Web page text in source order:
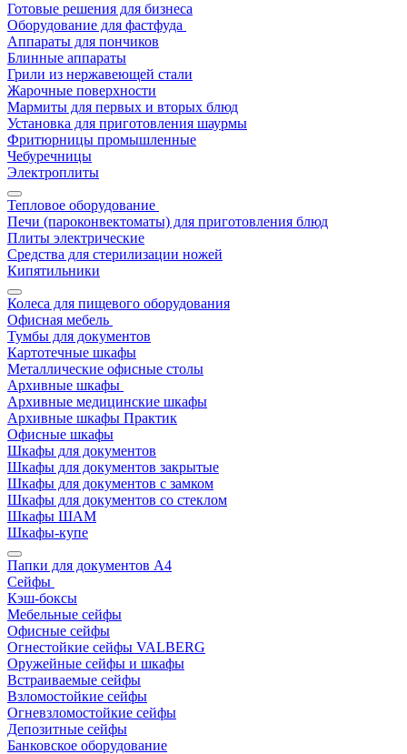
Готовые решения для бизнеса
Оборудование для фастфуда
Аппараты для пончиков
Блинные аппараты
Грили из нержавеющей стали
Жарочные поверхности
Мармиты для первых и вторых блюд
Установка для приготовления шаурмы
Фритюрницы промышленные
Чебуречницы
Электроплиты
Тепловое оборудование
Печи (пароконвектоматы) для приготовления блюд
Плиты электрические
Средства для стерилизации ножей
Кипятильники
Колеса для пищевого оборудования
Офисная мебель
Тумбы для документов
Картотечные шкафы
Металлические офисные столы
Архивные шкафы
Архивные медицинские шкафы
Архивные шкафы Практик
Офисные шкафы
Шкафы для документов
Шкафы для документов закрытые
Шкафы для документов с замком
Шкафы для документов со стеклом
Шкафы ШАМ
Шкафы-купе
Папки для документов A4
Сейфы
Кэш-боксы
Мебельные сейфы
Офисные сейфы
Огнестойкие сейфы VALBERG
Оружейные сейфы и шкафы
Встраиваемые сейфы
Взломостойкие сейфы
Огневзломостойкие сейфы
Депозитные сейфы
Банковское оборудование